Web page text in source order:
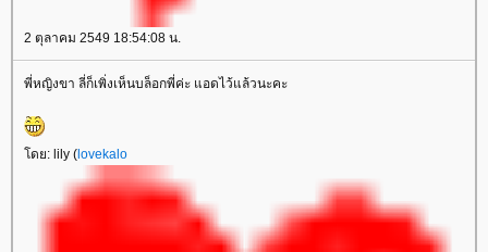
2 ตุลาคม 2549 18:54:08 น.
พี่หญิงขา ลี่ก็เพิ่งเห็นบล็อกพี่ค่ะ แอดไว้แล้วนะคะ
ดย: lily ( lovekalo